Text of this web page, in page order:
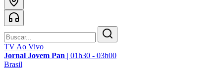
TV Ao Vivo
Jornal Jovem Pan | 01h30 - 03h00
Brasil